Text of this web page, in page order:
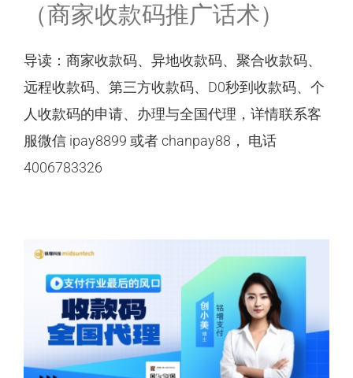
收款码办理
新闻资讯
联系我们
电脑版入口
（商家收款码推广话术）
导读：商家收款码、异地收款码、聚合收款码、
远程收款码、第三方收款码、D0秒到收款码、个
人收款码的申请、办理与全国代理，详情联系客
服微信 ipay8899 或者 chanpay88， 电话
4006783326